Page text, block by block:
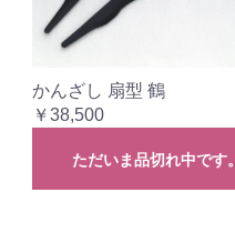
かんざし 扇型 鶴
￥38,500
ただいま品切れ中です。